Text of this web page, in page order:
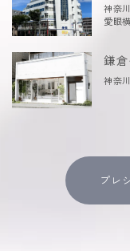
神奈
愛眼
鎌
神奈
プレ